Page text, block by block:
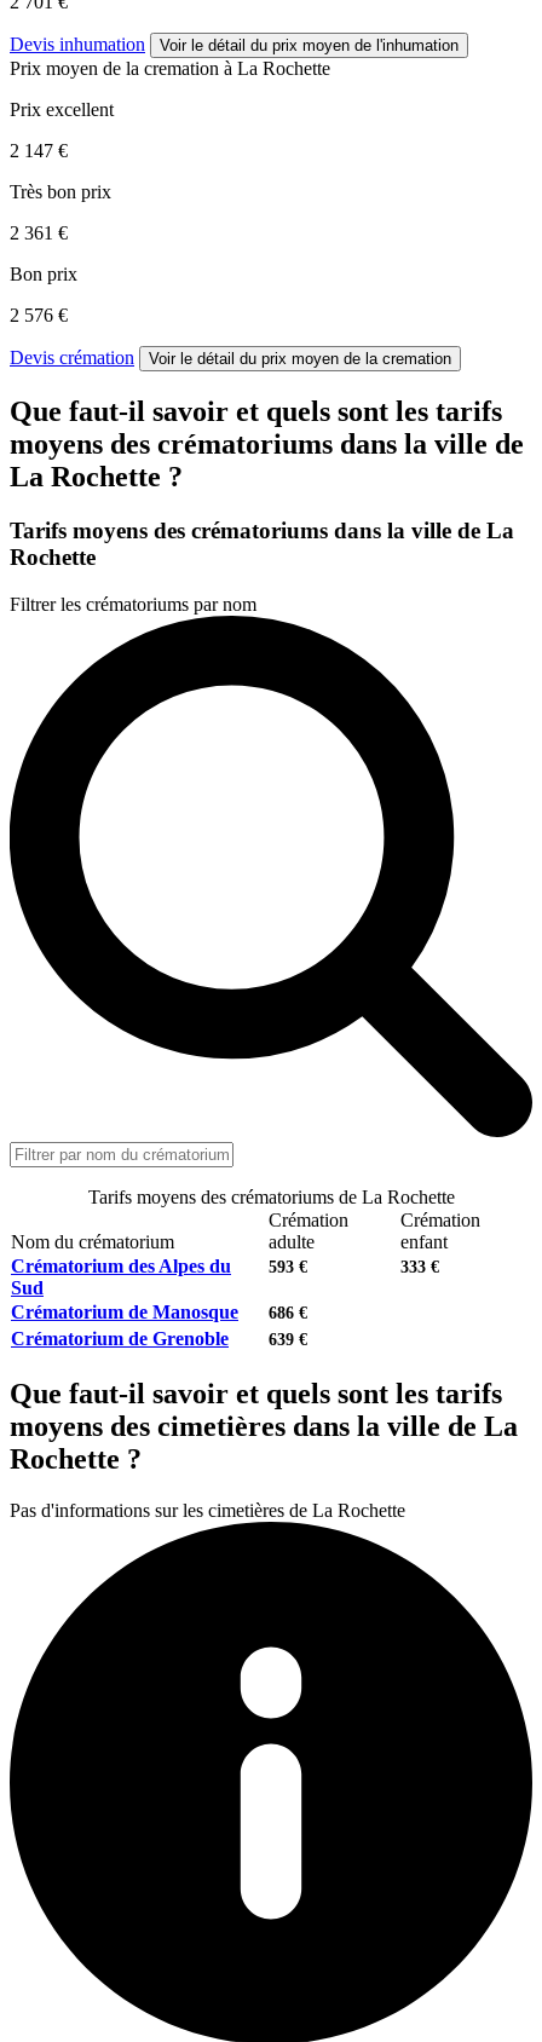
Devis inhumation Voir le détail du prix moyen de l'inhumation
Prix moyen de la cremation à La Rochette
Prix excellent
2 147 €
Très bon prix
2 361 €
Bon prix
2 576 €
Devis crémation Voir le détail du prix moyen de la cremation
Que faut-il savoir et quels sont les tarifs
moyens des crématoriums dans la ville de
La Rochette ?
Tarifs moyens des crématoriums dans la ville de La
Rochette
Filtrer les crématoriums par nom
Tarifs moyens des crématoriums de La Rochette
Nom du crématorium
Crémation
adulte
Crémation
enfant
Crématorium des Alpes du
Sud
593 € 333 €
Crématorium de Manosque 686 €
Crématorium de Grenoble 639 €
Que faut-il savoir et quels sont les tarifs
moyens des cimetières dans la ville de La
Rochette ?
Pas d'informations sur les cimetières de La Rochette